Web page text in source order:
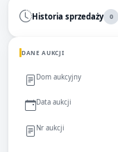
Historia sprzedaży 0
DANE AUKCJI
Dom aukcyjny
Data aukcji
Nr aukcji